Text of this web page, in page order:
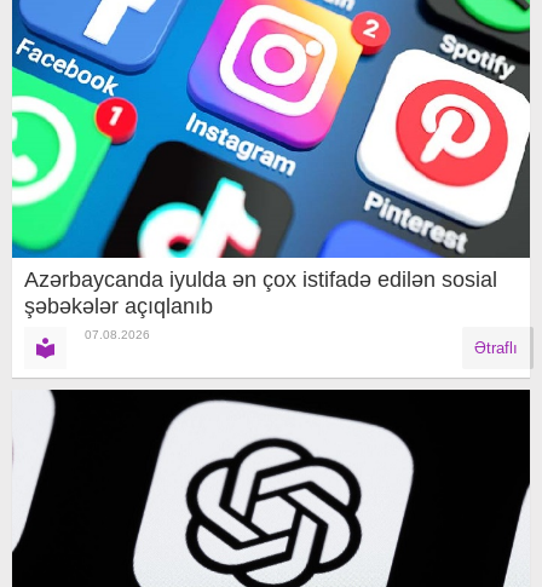
Azərbaycanda iyulda ən çox istifadə edilən sosial
şəbəkələr açıqlanıb
07.08.2026
Ətraflı